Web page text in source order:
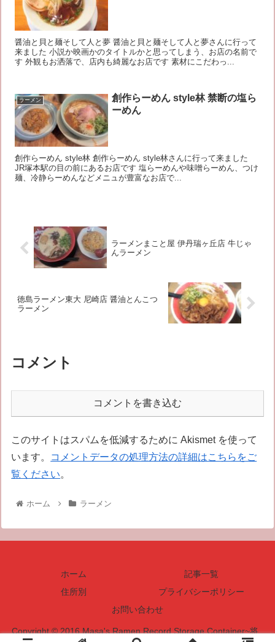
醤油と貝と麺そして人と夢 醤油と貝と麺そして人と夢さんに行って
来ました 小説か映画かのタイトルかと思ってしまう、お店の名前で
す 外観もお洒落で、店内も綺麗なお店です 素材にこだわっ...
ラーメン
創作らーめん style林 禁断の塩ら
ーめん
創作らーめん style林 創作らーめん style林さんに行って来ました
JR塚本駅の目の前にあるお店です 塩らーめんや味噌らーめん、つけ
麺、冷静らーめんなどメニュが豊富なお店で...
ラーメンまこと屋 伊丹瑞ヶ丘店 牛じゃ
んラーメン
徳島ラーメン東大 尼崎店 醤油とんこつ
ラーメン
コメント
コメントを書き込む
このサイトはスパムを低減するために Akismet を使って
います。
コメントデータの処理方法の詳細はこちらをご
覧ください。
ホーム ラーメン
ホーム
記事一覧
住所別
プライバシーポリシー
お問い合わせ
Copyright © 2016 Masa's Ramen Record Storage Container~将_